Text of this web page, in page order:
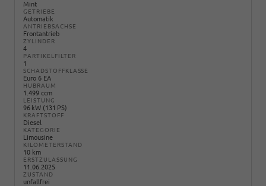
Mint
GETRIEBE
Automatik
ANTRIEBSACHSE
Frontantrieb
ZYLINDER
4
PARTIKELFILTER
1
SCHADSTOFFKLASSE
Euro 6 EA
HUBRAUM
1.499 ccm
LEISTUNG
96 kW (131 PS)
KRAFTSTOFF
Diesel
KATEGORIE
Limousine
KILOMETERSTAND
10 km
ERSTZULASSUNG
11.06.2025
ZUSTAND
unfallfrei